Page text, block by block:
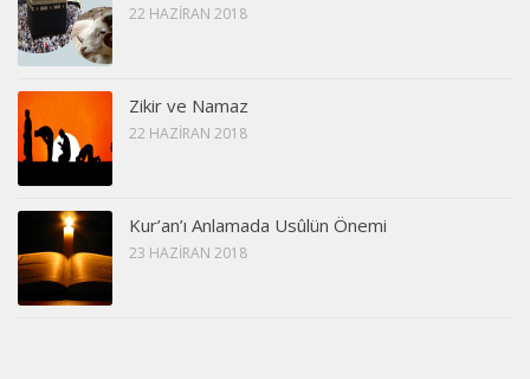
22 HAZIRAN 2018
Zikir ve Namaz
22 HAZIRAN 2018
Kur’an’ı Anlamada Usûlün Önemi
23 HAZIRAN 2018